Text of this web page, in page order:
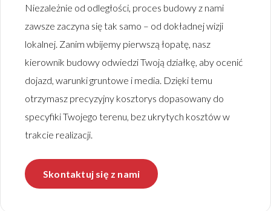
Niezależnie od odległości, proces budowy z nami
zawsze zaczyna się tak samo – od dokładnej wizji
lokalnej. Zanim wbijemy pierwszą łopatę, nasz
kierownik budowy odwiedzi Twoją działkę, aby ocenić
dojazd, warunki gruntowe i media. Dzięki temu
otrzymasz precyzyjny kosztorys dopasowany do
specyfiki Twojego terenu, bez ukrytych kosztów w
trakcie realizacji.
Skontaktuj się z nami